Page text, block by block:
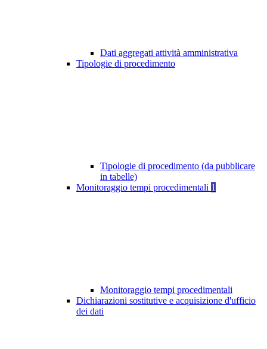
Dati aggregati attività amministrativa
Tipologie di procedimento
Tipologie di procedimento (da pubblicare
in tabelle)
Monitoraggio tempi procedimentali 1
Monitoraggio tempi procedimentali
Dichiarazioni sostitutive e acquisizione d'ufficio
dei dati